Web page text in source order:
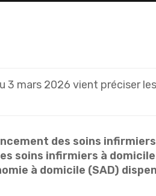
3 mars 2026 vient préciser
des soins
soins infirmiers à
à domicile (SAD)